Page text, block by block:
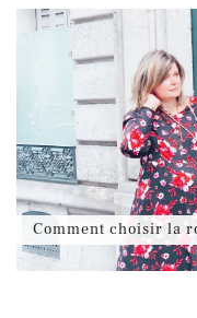
Comment choisir la